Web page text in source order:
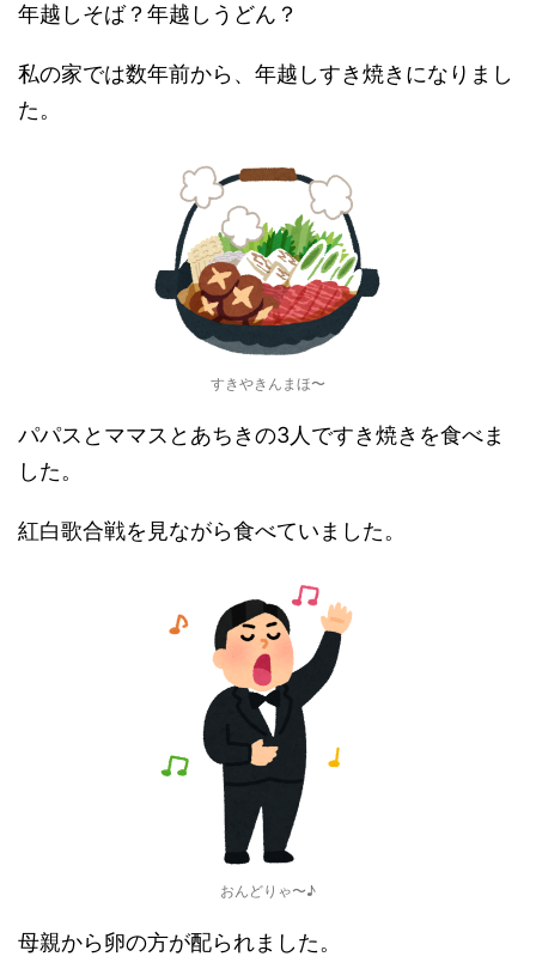
年越しそば？年越しうどん？
私の家では数年前から、年越しすき焼きになりまし
た。
すきやきんまほ〜
パパスとママスとあちきの3人ですき焼きを食べま
した。
紅白歌合戦を見ながら食べていました。
おんどりゃ〜♪
母親から卵の方が配られました。